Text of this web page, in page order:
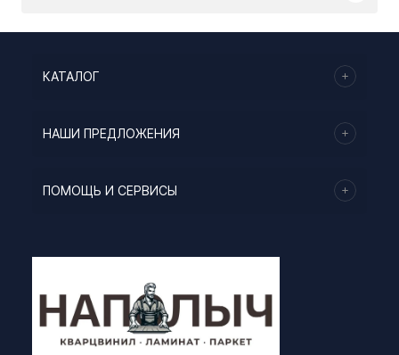
КАТАЛОГ
НАШИ ПРЕДЛОЖЕНИЯ
ПОМОЩЬ И СЕРВИСЫ